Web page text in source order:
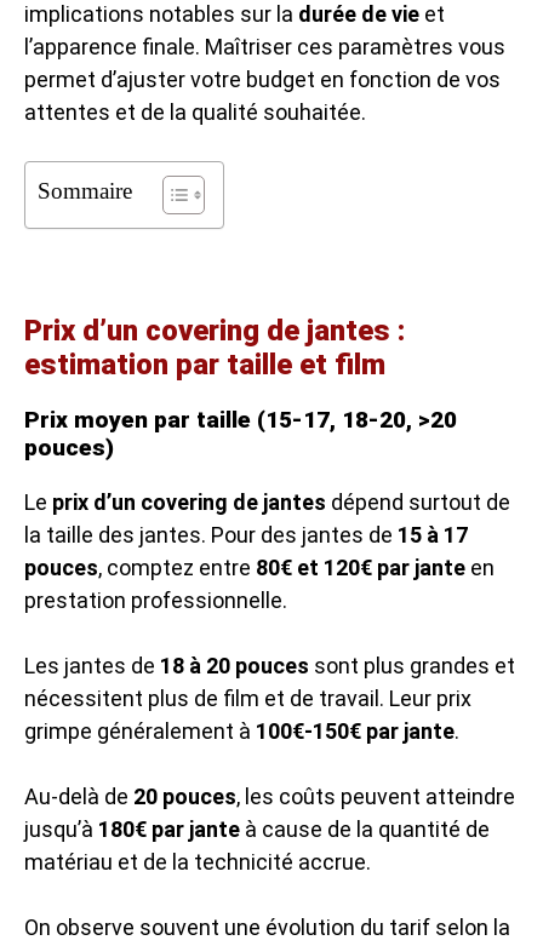
implications notables sur la durée de vie et
l’apparence finale. Maîtriser ces paramètres vous
permet d’ajuster votre budget en fonction de vos
attentes et de la qualité souhaitée.
Sommaire
Prix d’un covering de jantes :
estimation par taille et film
Prix moyen par taille (15-17, 18-20, >20
pouces)
Le prix d’un covering de jantes dépend surtout de
la taille des jantes. Pour des jantes de 15 à 17
pouces, comptez entre 80€ et 120€ par jante en
prestation professionnelle.
Les jantes de 18 à 20 pouces sont plus grandes et
nécessitent plus de film et de travail. Leur prix
grimpe généralement à 100€-150€ par jante.
Au-delà de 20 pouces, les coûts peuvent atteindre
jusqu’à 180€ par jante à cause de la quantité de
matériau et de la technicité accrue.
On observe souvent une évolution du tarif selon la